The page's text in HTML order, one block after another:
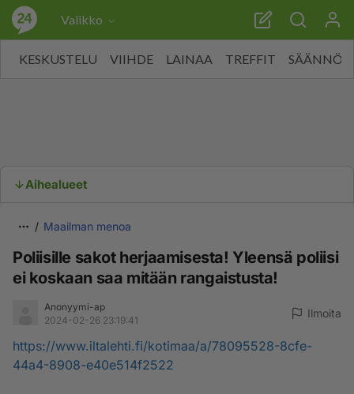
Valikko
KESKUSTELU VIIHDE LAINAA TREFFIT SÄÄNNÖT
Aihealueet
Maailman menoa
Poliisille sakot herjaamisesta! Yleensä poliisi
ei koskaan saa mitään rangaistusta!
Anonyymi-ap
2024-02-26 23:19:41
Ilmoita
https://www.iltalehti.fi/kotimaa/a/78095528-8cfe-
44a4-8908-e40e514f2522